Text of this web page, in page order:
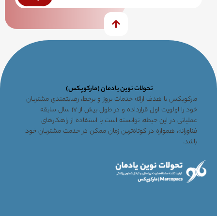
تحولات نوین یادمان (مارکوپکس)
مارکوپکس با هدف ارائه خدمات بروز و برخط، رضایتمندی مشتریان
خود را اولویت اول قرارداده و در طول بیش از ۱۷ سال سابقه
عملیاتی در این حیطه، توانسته است با استفاده از راهکارهای
فناورانه، همواره در کوتاه‌ترین زمان ممکن در خدمت مشتریان خود
باشد.